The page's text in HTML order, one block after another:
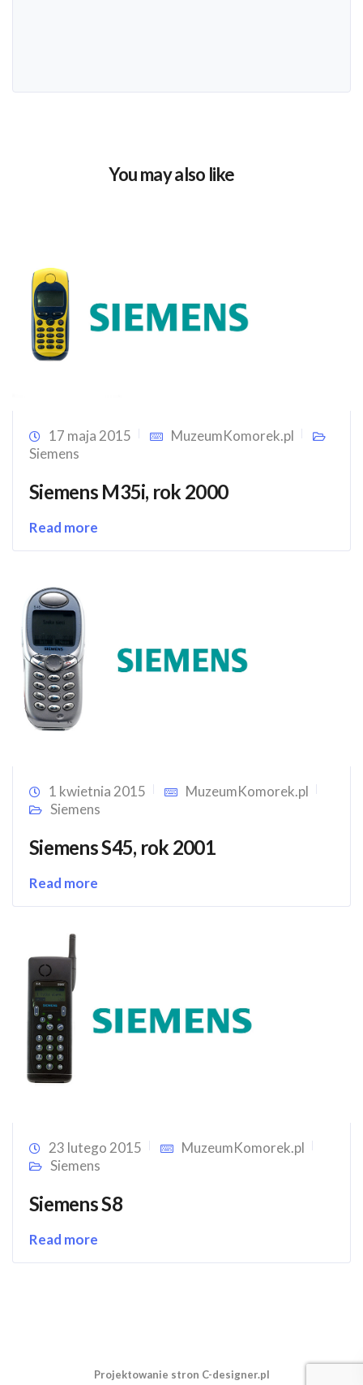
You may also like
17 maja 2015
MuzeumKomorek.pl
Siemens
Siemens M35i, rok 2000
Read more
1 kwietnia 2015
MuzeumKomorek.pl
Siemens
Siemens S45, rok 2001
Read more
23 lutego 2015
MuzeumKomorek.pl
Siemens
Siemens S8
Read more
Projektowanie stron C-designer.pl